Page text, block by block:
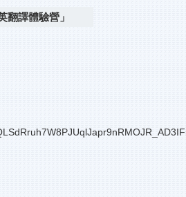
翻譯體驗營」